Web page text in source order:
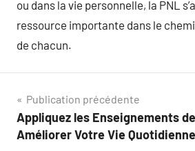
ou dans la vie personnelle, la PNL
ressource importante dans le
de chacun.
Navigation
de
Publication précédente
Appliquez les Enseignements
Améliorer Votre Vie Quotidienne